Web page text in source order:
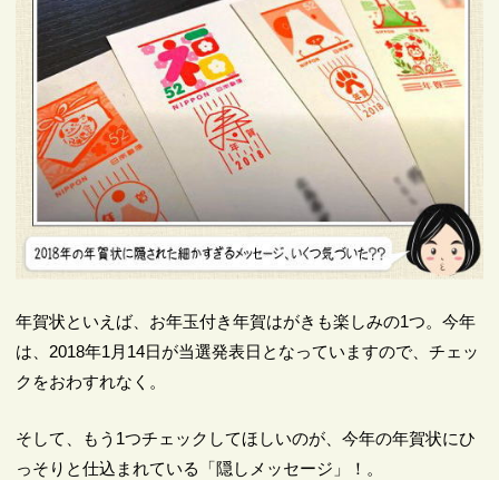
年賀状といえば、お年玉付き年賀はがきも楽しみの1つ。今年
は、2018年1月14日が当選発表日となっていますので、チェッ
クをおわすれなく。
そして、もう1つチェックしてほしいのが、今年の年賀状にひ
っそりと仕込まれている「隠しメッセージ」！。